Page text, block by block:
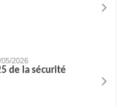
05/2026
de la sécurité